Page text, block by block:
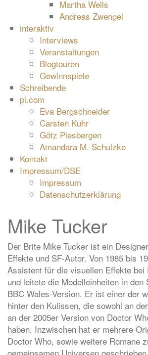
Martha Wells
Andreas Zwengel
interaktiv
Interviews
Veranstaltungen
Blogtouren
Gewinnspiele
Schreibende
pl.com
Eva Bergschneider
Carsten Kuhr
Götz Piesbergen
Amandara M. Schulzke
Kontakt
Impressum/DSE
Impressum
Datenschutzerklärung
Mike Tucker
Der Brite Mike Tucker ist ein
Effekte und SF-Autor. Von 1985 bis
Assistent für die visuellen Effekte
und leitete die Modelleinheiten in den
BBC Wales-Version. Er ist einer der
hinter den Kulissen, die sowohl an
an der 2005er Version von Doctor
haben. Inzwischen hat er mehrere
Doctor Who, sowie weitere Romane